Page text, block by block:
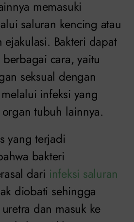
memasuki
saluran kencing atau
ejakulasi. Bakteri dapat
cara, yaitu
seksual dengan
infeksi yang
tubuh lainnya.
yang terjadi
bakteri
dari infeksi saluran
diobati sehingga
dan masuk ke